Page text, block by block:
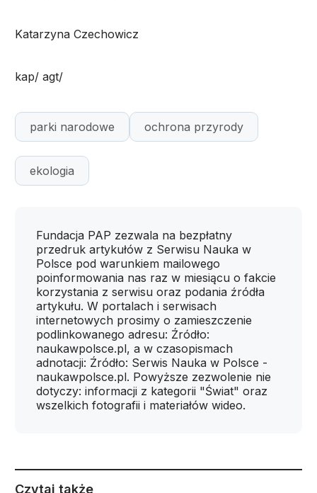
Katarzyna Czechowicz
kap/ agt/
parki narodowe ochrona przyrody
ekologia
Fundacja PAP zezwala na bezpłatny
przedruk artykułów z Serwisu Nauka w
Polsce pod warunkiem mailowego
poinformowania nas raz w miesiącu o fakcie
korzystania z serwisu oraz podania źródła
artykułu. W portalach i serwisach
internetowych prosimy o zamieszczenie
podlinkowanego adresu: Źródło:
naukawpolsce.pl, a w czasopismach
adnotacji: Źródło: Serwis Nauka w Polsce -
naukawpolsce.pl. Powyższe zezwolenie nie
dotyczy: informacji z kategorii "Świat" oraz
wszelkich fotografii i materiałów wideo.
Czytaj także